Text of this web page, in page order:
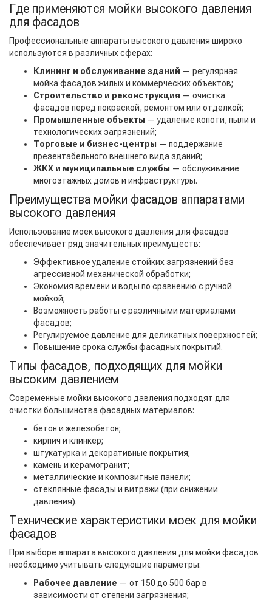
Где применяются мойки высокого давления
для фасадов
Профессиональные аппараты высокого давления широко
используются в различных сферах:
Клининг и обслуживание зданий — регулярная
мойка фасадов жилых и коммерческих объектов;
Строительство и реконструкция — очистка
фасадов перед покраской, ремонтом или отделкой;
Промышленные объекты — удаление копоти, пыли и
технологических загрязнений;
Торговые и бизнес-центры — поддержание
презентабельного внешнего вида зданий;
ЖКХ и муниципальные службы — обслуживание
многоэтажных домов и инфраструктуры.
Преимущества мойки фасадов аппаратами
высокого давления
Использование моек высокого давления для фасадов
обеспечивает ряд значительных преимуществ:
Эффективное удаление стойких загрязнений без
агрессивной механической обработки;
Экономия времени и воды по сравнению с ручной
мойкой;
Возможность работы с различными материалами
фасадов;
Регулируемое давление для деликатных поверхностей;
Повышение срока службы фасадных покрытий.
Типы фасадов, подходящих для мойки
высоким давлением
Современные мойки высокого давления подходят для
очистки большинства фасадных материалов:
бетон и железобетон;
кирпич и клинкер;
штукатурка и декоративные покрытия;
камень и керамогранит;
металлические и композитные панели;
стеклянные фасады и витражи (при снижении
давления).
Технические характеристики моек для мойки
фасадов
При выборе аппарата высокого давления для мойки фасадов
необходимо учитывать следующие параметры:
Рабочее давление — от 150 до 500 бар в
зависимости от степени загрязнения;